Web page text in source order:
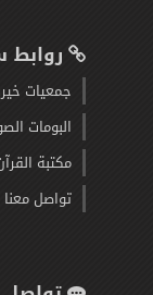
روابط
جمعيات
البومات
مكتبة
تواصل معنا